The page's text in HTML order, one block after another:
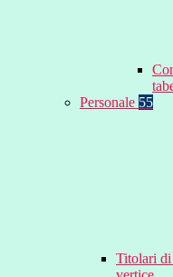
Personale 55
Titolari